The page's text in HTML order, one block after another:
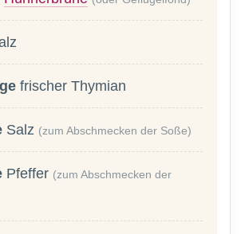
frischer Thymian
Salz (zum Abschmecken der Soße)
Pfeffer (zum Abschmecken der